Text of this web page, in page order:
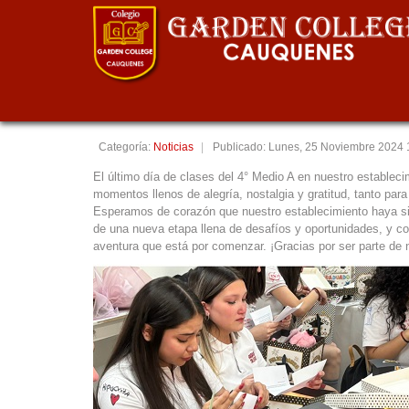
Último día de clases
Categoría: Noticias Publicado: Lunes, 25 Noviembre 2024
El último día de clases del 4° Medio A en nuestro
momentos llenos de alegría, nostalgia y gratitud, tanto
Esperamos de corazón que nuestro establecimiento haya
de una nueva etapa llena de desafíos y oportunidades, y
aventura que está por comenzar. ¡Gracias por ser parte de